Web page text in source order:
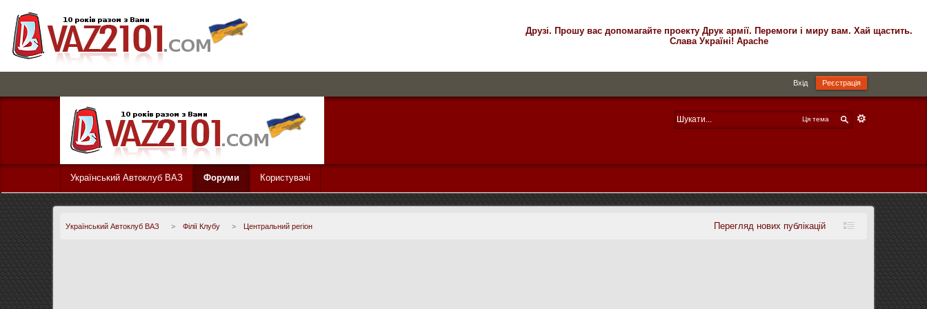
Друзі. Прошу вас допомагайте проекту Друк армії. Перемоги і миру вам. Хай щастить.
Слава Україні! Apache
Вхід Реєстрація
Ця тема
Український Автоклуб ВАЗ Форуми Користувачі
Український Автоклуб ВАЗ > Філії Клубу > Центральний регіон Перегляд нових публікацій